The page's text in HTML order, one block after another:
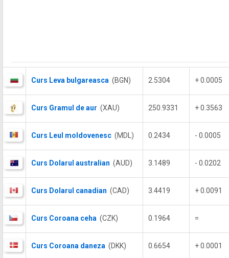
Curs Leva bulgareasca (BGN) 2.5304 + 0.0005
Curs Gramul de aur (XAU) 250.9331 + 0.3563
Curs Leul moldovenesc (MDL) 0.2434 - 0.0005
Curs Dolarul australian (AUD) 3.1489 - 0.0202
Curs Dolarul canadian (CAD) 3.4419 + 0.0091
Curs Coroana ceha (CZK) 0.1964 =
Curs Coroana daneza (DKK) 0.6654 + 0.0001